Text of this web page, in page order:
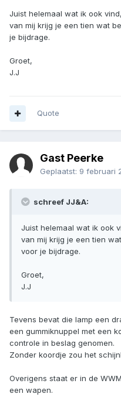
Juist helemaal wat ik ook
van mij krijg je een tien wat
je bijdrage.
Groet,
J.J
Quote
Gast Peerke
Geplaatst: 9 februari
schreef JJ&A:
Juist helemaal wat ik ook
van mij krijg je een tien
voor je bijdrage.
Groet,
J.J
Tevens bevat die lamp een
een gummiknuppel met een
controle in beslag genomen.
Zonder koordje zou het
Overigens staat er in de
een wapen.